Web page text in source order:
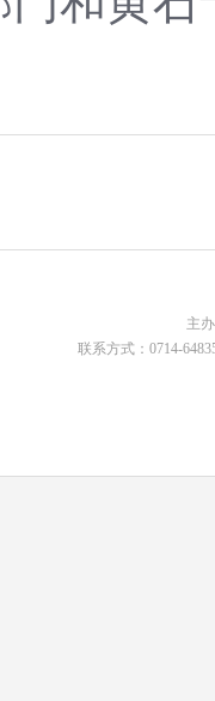
主
联系方式：0714-